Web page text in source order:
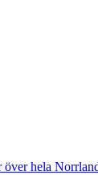
över hela